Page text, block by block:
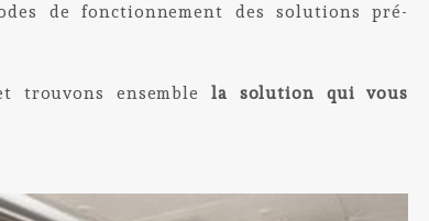
de fonctionnement des solutions pré-
trouvons ensemble la solution qui vous